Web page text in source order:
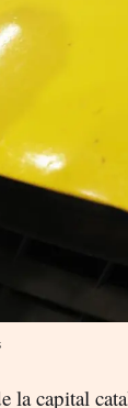
la capital